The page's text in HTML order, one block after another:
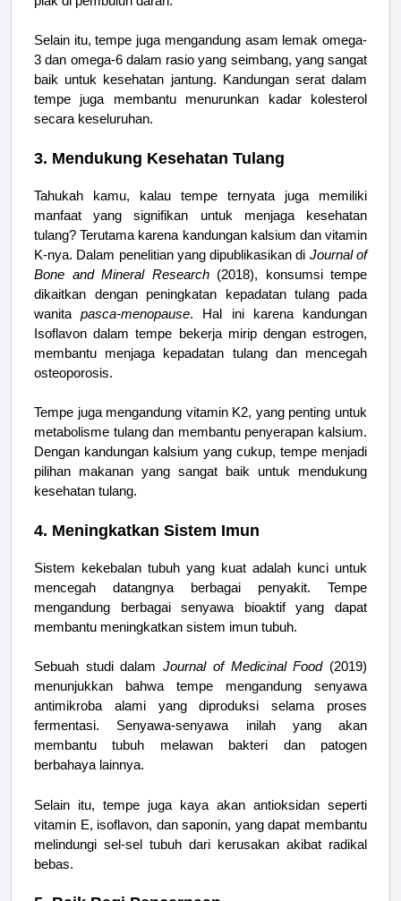
Selain itu, tempe juga mengandung asam lemak omega-
3 dan omega-6 dalam rasio yang seimbang, yang sangat
baik untuk kesehatan jantung. Kandungan serat dalam
tempe juga membantu menurunkan kadar kolesterol
secara keseluruhan.
3. Mendukung Kesehatan Tulang
Tahukah kamu, kalau tempe ternyata juga memiliki
manfaat yang signifikan untuk menjaga kesehatan
tulang? Terutama karena kandungan kalsium dan vitamin
K-nya. Dalam penelitian yang dipublikasikan di Journal of
Bone and Mineral Research(2018), konsumsi tempe
dikaitkan dengan peningkatan kepadatan tulang pada
wanita pasca-menopause. Hal ini karena kandungan
Isoflavon dalam tempe bekerja mirip dengan estrogen,
membantu menjaga kepadatan tulang dan mencegah
osteoporosis.
Tempe juga mengandung vitamin K2, yang penting untuk
metabolisme tulang dan membantu penyerapan kalsium.
Dengan kandungan kalsium yang cukup, tempe menjadi
pilihan makanan yang sangat baik untuk mendukung
kesehatan tulang.
4. Meningkatkan Sistem Imun
Sistem kekebalan tubuh yang kuat adalah kunci untuk
mencegah datangnya berbagai penyakit. Tempe
mengandung berbagai senyawa bioaktif yang dapat
membantu meningkatkan sistem imun tubuh.
Sebuah studi dalamJournal of Medicinal Food(2019)
menunjukkan bahwa tempe mengandung senyawa
antimikroba alami yang diproduksi selama proses
fermentasi. Senyawa-senyawa inilah yang akan
membantu tubuh melawan bakteri dan patogen
berbahaya lainnya.
Selain itu, tempe juga kaya akan antioksidan seperti
vitamin E, isoflavon, dan saponin, yang dapat membantu
melindungi sel-sel tubuh dari kerusakan akibat radikal
bebas.